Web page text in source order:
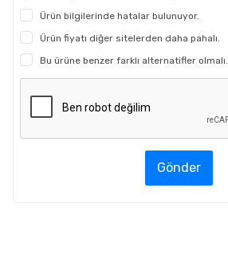
Ürün bilgilerinde hatalar bulunuyor.
Ürün fiyatı diğer sitelerden daha pahalı.
Bu ürüne benzer farklı alternatifler olmalı.
Gönder